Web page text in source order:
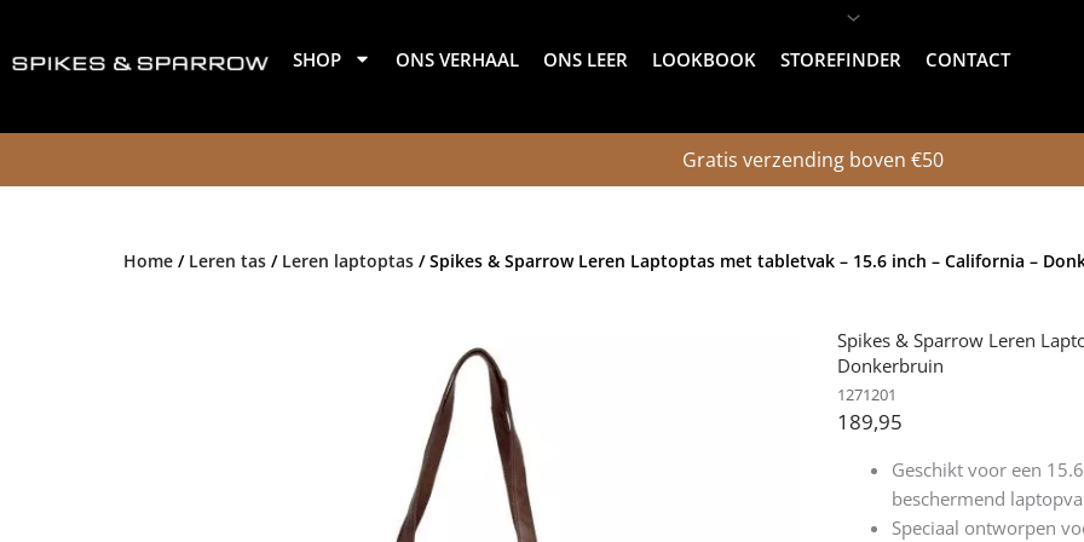
de
SHOP ONS VERHAAL ONS LEER LOOKBOOK STOREFINDER CONTACT
Gratis verzending boven €50
Home / Leren tas / Leren laptoptas / Spikes & Sparrow Leren Laptoptas met tabletvak – 15.6 inch – California –
Spikes & Sparrow Leren
Donkerbruin
1271201
189,95
Geschikt voor een
beschermend
Speciaal ontworpen